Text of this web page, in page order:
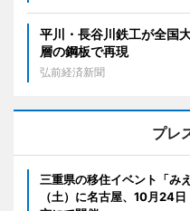
平川・長谷川鉄工が全国
層の鋼板で再現
弘前経済新聞
プレ
三重県の移住イベント「み
（土）に名古屋、10月24